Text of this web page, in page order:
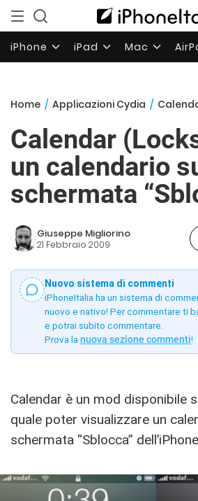
iPhone iPad Mac
Home / Applicazioni Cydia / Calendar
Calendar
un calendario
schermata
Giuseppe Migliorino
21 Febbraio 2009
Nuovo sistema di commenti
iPhoneItalia ha un sistema di
nuovo e nativo! Per commentare ti
e potrai subito commentare.
Prova la nuova sezione commenti!
Calendar è un mod disponibile
quale poter visualizzare un
schermata “Sblocca”